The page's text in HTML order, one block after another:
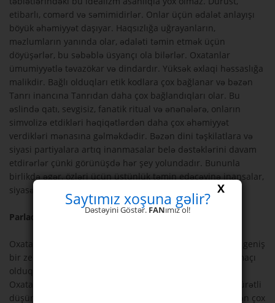
etibarlı, comərd və səmimidirlər. Onlar üçün ədalət anlayışı
böyük əhəmiyyət daşıyar. Haqsızlığa uğrayanların,
məzlumların yanında olar, ədaləti təmin etmək üçün
döyüşərlər, bu səbəblə üsyançı ola bilərlər. Oxatanlar
ümumiyyətlə təvazökar və dindardır. Yüksək əxlaqi həssaslığa
malikdir. Bağlı olduqları etik kodlara çox bağlanar və bəzən
Tanrı inancına Tanrıdan daha çox bağlandıqları olar. Bu
əslində qatı, sevgisiz, fanatik ritual və ənənələrə, onların
simvolizə etdikləri həqiqətlərdən daha çox əhəmiyyət
verdikləri mənasına gəlməkdədir. Bəzən dini təşkilatlara və
siyasi partiyalara artıq inanmasalar belə dəstəklərini davam
etdirərlər çünki görünüşdə hər şey yolundadır. Bununla
birlikdə əgər, özləri üçün üstünlük təmin edəcəyinə inansalar,
siyasətə və sistemə bağlılıqlarını dəyişdirərlər.
Parlaq natiq
Oxatanların uzaq fikirli, doğru mühakimə edən, əngin və geniş
bir zehinləri vardır. Parlaq natiqdirlər. Yaxşı bir araşdırmaçı
olduqları üçün yeni proyektlər yaratmağı sevərlər. Çünki
Oxatan təbiəti yeni anlayışları kəşf etməyi zəruri edər. Sürətli
düşünürlər, hissi və orijinaldırlar. Zehinləri kəşf etməkdən çox
X
Saytımız xoşuna gəlir?
Dəstəyini Göstər. FANımız ol!